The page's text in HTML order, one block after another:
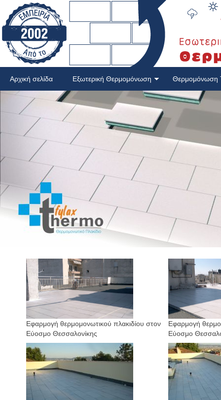
Αρχική σελίδα Εξωτερική Θερμομόνωση Θερμομόνωση
Εφαρμογή θερμομονωτικού πλακιδίου στον
Εύοσμο Θεσσαλονίκης
Εφαρμογή
Εύοσμο